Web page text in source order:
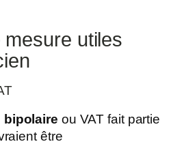
utiles
bipolaire ou VAT fait partie
être